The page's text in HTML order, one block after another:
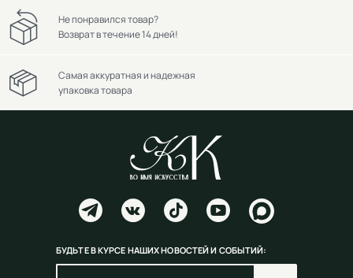
Не понравился товар?
Возврат в течение 14 дней!
Самая аккуратная и надежная
упаковка товара
БУДЬТЕ В КУРСЕ НАШИХ НОВОСТЕЙ И СОБЫТИЙ: